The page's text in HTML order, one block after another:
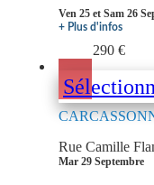
Ven 25 et Sam 26
+ Plus d'infos
290 €
Rue Camille
Mar 29 Septembre